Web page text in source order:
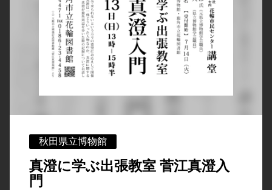
秋田県立博物館
真澄に学ぶ出張教室 菅江真澄入
門